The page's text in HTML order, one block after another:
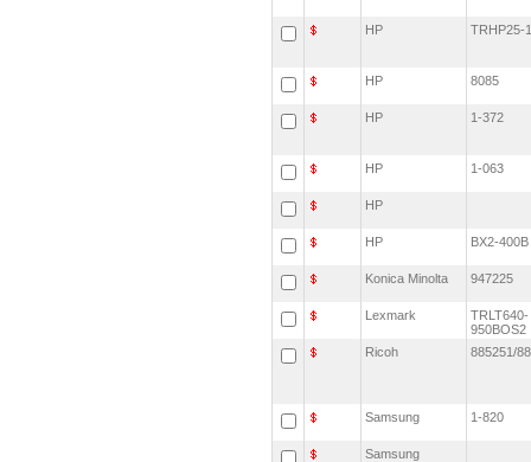
HP TRHP25-
HP 8085
HP 1-372
HP 1-063
HP
HP BX2-
Konica Minolta 947225
Lexmark
TRLT640-
Ricoh
885251/
Samsung 1-820
Samsung